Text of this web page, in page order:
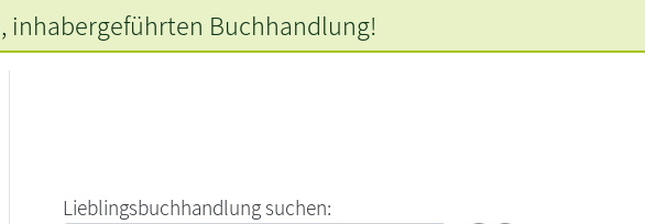
L‍i‍e‍b‍l‍i‍n‍g‍s‍b‍u‍c‍h‍h‍a‍n‍d‍l‍u‍n‍g‍ ‍s‍u‍c‍h‍e‍n‍:‍
, inhabergeführten Buchhandlung!